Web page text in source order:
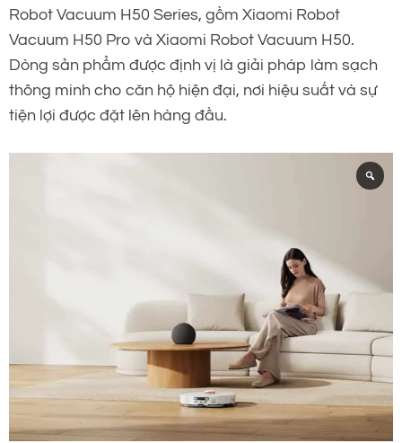
Robot Vacuum H50 Series, gồm Xiaomi Robot
Vacuum H50 Pro và Xiaomi Robot Vacuum H50.
Dòng sản phẩm được định vị là giải pháp làm sạch
thông minh cho căn hộ hiện đại, nơi hiệu suất và sự
tiện lợi được đặt lên hàng đầu.